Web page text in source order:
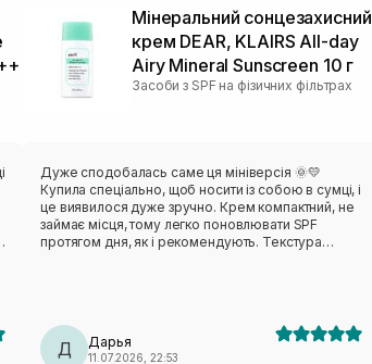
Мінеральний сонцезахисний
крем DEAR, KLAIRS All-day
Airy Mineral Sunscreen 10 г
Засоби з SPF на фізичних фільтрах
Дуже сподобалась саме ця мініверсія 🌞💛
Купила спеціально, щоб носити із собою в сумці, і
це виявилося дуже зручно. Крем компактний, не
займає місця, тому легко поновлювати SPF
протягом дня, як і рекомендують. Текстура
більш свіжим, а жирний блиск з'являється менше.
Для поїздок або просто на кожен день у сумочку
Д Дарья
11.07.2026, 22:53